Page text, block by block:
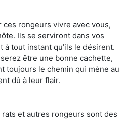
ces rongeurs vivre avec vous,
Ils se serviront dans vos
à tout instant qu’ils le désirent.
être une bonne cachette,
toujours le chemin qui mène au
dû à leur flair.
et autres rongeurs sont des